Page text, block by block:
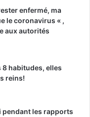
enfermé, ma
le coronavirus « ,
aux autorités
8 habitudes, elles
reins!
pendant les rapports